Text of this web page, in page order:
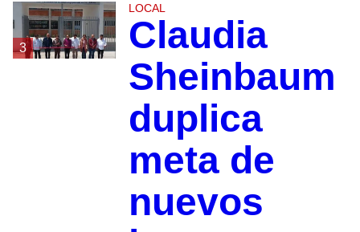
3
LOCAL
Claudia
Sheinbaum
duplica
meta de
nuevos